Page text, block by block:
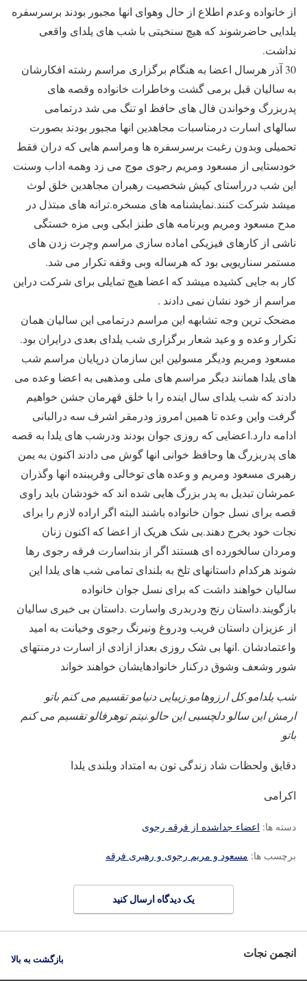
از خانواده وعدم اطلاع از حال وهوای انها مجبور بودند برسرسفره
یلدایی حاضرشوند که هیچ سنخیتی با شب های یلدای واقعی
نداشت.
30 آذر هرسال اعضا به هنگام برگزاری مراسم رشته افکارشان
به سالیان قبل برمی گشت وخاطرات خانواده وقصه های
پدربزرگ وخواندن فال های حافظ او تنگ می شد درتمامی
سالهای اسارت درمناسبات مجاهدین انها مجبور بودند بصورت
تحمیلی وبدون رغبت برسرسفره ها ومراسم هایی که دران فقط
خودستایی از مسعود ومریم رجوی موج می زد وهمه اداب وسنت
این شب درراستای کیش شخصیت رهبران مجاهدین خلق لوث
میشد شرکت کنند.نمایشنامه های مسخره.ترانه های مبتذل در
مدح مسعود ومریم وبرنامه های طنز ابکی وبی مزه خستگی
ناشی از کارهای فیزیکی اماده سازی مراسم وچرت زدن های
مستمر سناریویی بود که هرساله وبی وقفه تکرار می شد.
کار به جایی کشیده میشد که اعضا هیچ تمایلی برای شرکت دراین
مراسم از خود نشان نمی دادند .
مضحک ترین وجه تشابهه این مراسم درتمامی این سالیان همان
تکرار وعده و وعید شعار برگزاری شب یلدای بعدی درایران بود.
مسعود ومریم ودیگر مسولین این سازمان درپایان مراسم شب
های یلدا همانند دیگر مراسم های ملی ومذهبی به اعضا وعده می
دادند که شب یلدای سال اینده را با خلق قهرمان جشن خواهیم
گرفت واین وعده تا همین امروز ودرمقر اشرف سه درالبانی
ادامه دارد.اعضایی که روزی جوان بودند ودرشب های یلدا به قصه
های پدربزرگ ها وحافظ خوانی انها گوش می دادند اکنون به یمن
رهبری مسعود ومریم و وعده های توخالی وفریبنده انها وگذران
عمرشان تبدیل به پدر بزرگ هایی شده اند که خودشان باید راوی
قصه برای نسل جوان خانواده باشند البته اگر اراده لازم را برای
نجات خود بخرج دهند.بی شک هریک از اعضا که اکنون زنان
ومردان سالخورده ای هستند اگر از بنداسارت فرقه رجوی رها
شوند هرکدام داستانهای تلخ به بلندای تمامی شب های یلدا این
سالیان خواهند داشت که برای نسل جوان خانواده
بازگویند.داستان رنج ودربدری واسارت .داستان بی خبری سالیان
از عزیزان داستان فریب ودروغ ونیرنگ رجوی وخیانت به امید
واعتمادشان .انها بی شک روزی بعداز ازادی از اسارت درمنتهای
شور وشعف وشوق درکنار خانوادهایشان خواهند خواند
شب یلدامو.کل ارزوهامو.زیبایی دنیامو تقسیم می کنم باتو
ارمش این سالو دلچسبی این حالو.نیتم توهرفالو تقسیم می کنم
باتو
دقایق ولحظات شاد زندگی تون به امتداد وبلندی یلدا
اکرامی
دسته ها: اعضاء جداشده از فرقه رجوی
برچسب ها: مسعود و مریم رجوی و رهبری فرقه
یک دیدگاه ارسال کنید
انجمن نجات بازگشت به بالا